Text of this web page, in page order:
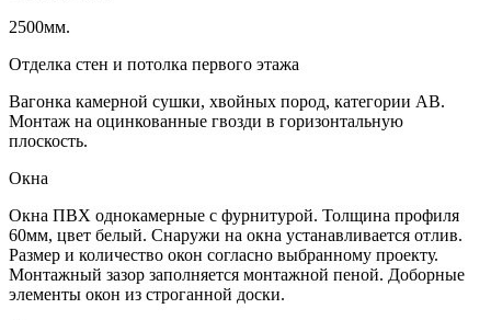
2500мм.
Отделка стен и потолка первого этажа
Вагонка камерной сушки, хвойных пород, категории АВ.
Монтаж на оцинкованные гвозди в горизонтальную
плоскость.
Окна
Окна ПВХ однокамерные с фурнитурой. Толщина профиля
60мм, цвет белый. Снаружи на окна устанавливается отлив.
Размер и количество окон согласно выбранному проекту.
Монтажный зазор заполняется монтажной пеной. Доборные
элементы окон из строганной доски.